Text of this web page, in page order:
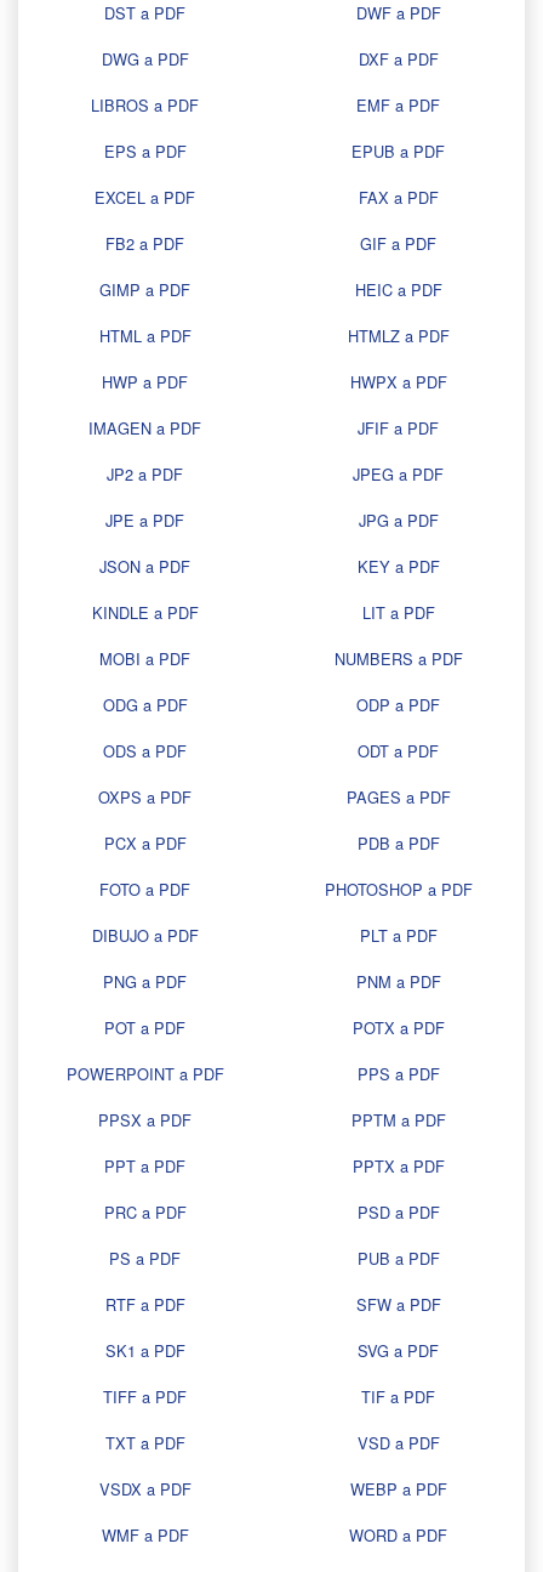
DST a PDF
DWF a PDF
DWG a PDF
DXF a PDF
LIBROS a PDF
EMF a PDF
EPS a PDF
EPUB a PDF
EXCEL a PDF
FAX a PDF
FB2 a PDF
GIF a PDF
GIMP a PDF
HEIC a PDF
HTML a PDF
HTMLZ a PDF
HWP a PDF
HWPX a PDF
IMAGEN a PDF
JFIF a PDF
JP2 a PDF
JPEG a PDF
JPE a PDF
JPG a PDF
JSON a PDF
KEY a PDF
KINDLE a PDF
LIT a PDF
MOBI a PDF
NUMBERS a PDF
ODG a PDF
ODP a PDF
ODS a PDF
ODT a PDF
OXPS a PDF
PAGES a PDF
PCX a PDF
PDB a PDF
FOTO a PDF
PHOTOSHOP a PDF
DIBUJO a PDF
PLT a PDF
PNG a PDF
PNM a PDF
POT a PDF
POTX a PDF
POWERPOINT a PDF
PPS a PDF
PPSX a PDF
PPTM a PDF
PPT a PDF
PPTX a PDF
PRC a PDF
PSD a PDF
PS a PDF
PUB a PDF
RTF a PDF
SFW a PDF
SK1 a PDF
SVG a PDF
TIFF a PDF
TIF a PDF
TXT a PDF
VSD a PDF
VSDX a PDF
WEBP a PDF
WMF a PDF
WORD a PDF